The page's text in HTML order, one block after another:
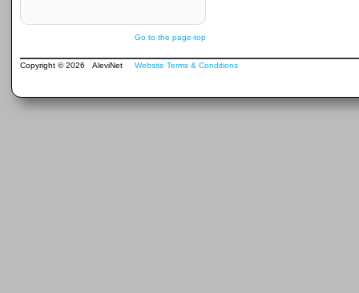
Go to the page-top
Copyright © 2026 AleviNet Website Terms & Conditions